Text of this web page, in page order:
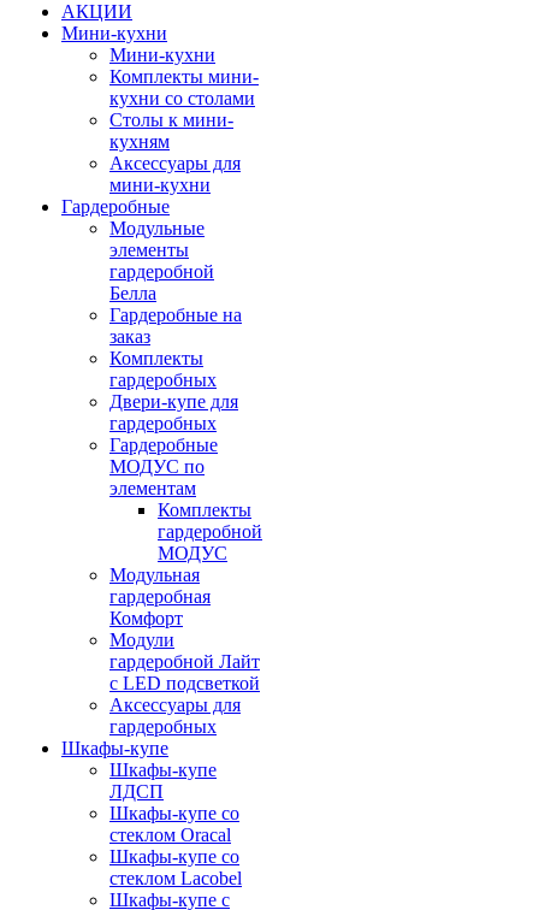
АКЦИИ
Мини-кухни
Мини-кухни
Комплекты мини-
кухни со столами
Столы к мини-
кухням
Аксессуары для
мини-кухни
Гардеробные
Модульные
элементы
гардеробной
Белла
Гардеробные на
заказ
Комплекты
гардеробных
Двери-купе для
гардеробных
Гардеробные
МОДУС по
элементам
Комплекты
гардеробной
МОДУС
Модульная
гардеробная
Комфорт
Модули
гардеробной Лайт
с LED подсветкой
Аксессуары для
гардеробных
Шкафы-купе
Шкафы-купе
ЛДСП
Шкафы-купе со
стеклом Oracal
Шкафы-купе со
стеклом Lacobel
Шкафы-купе с